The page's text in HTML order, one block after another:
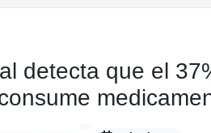
detecta que el